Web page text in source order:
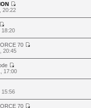
20:22
18:20
70
20:45
17:00
15:56
70